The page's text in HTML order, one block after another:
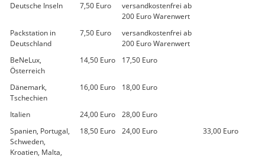
Deutsche Inseln
7,50 Euro
versandkostenfrei ab
200 Euro Warenwert
Packstation in
Deutschland
7,50 Euro
versandkostenfrei ab
200 Euro Warenwert
BeNeLux,
Österreich
14,50 Euro 17,50 Euro
Dänemark,
Tschechien
16,00 Euro 18,00 Euro
Italien 24,00 Euro
28,00 Euro
Spanien, Portugal,
Schweden,
Kroatien, Malta,
18,50 Euro 24,00 Euro 33,00 Euro